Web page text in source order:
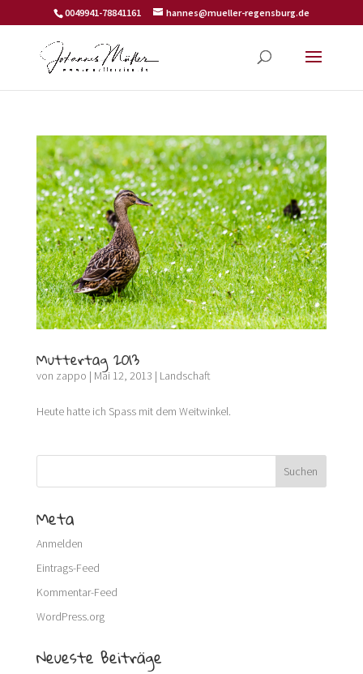
0049941-78841161 hannes@mueller-regensburg.de
Muttertag 2013
von zappo | Mai 12, 2013 | Landschaft
Heute hatte ich Spass mit dem Weitwinkel.
Meta
Anmelden
Eintrags-Feed
Kommentar-Feed
WordPress.org
Neueste Beiträge